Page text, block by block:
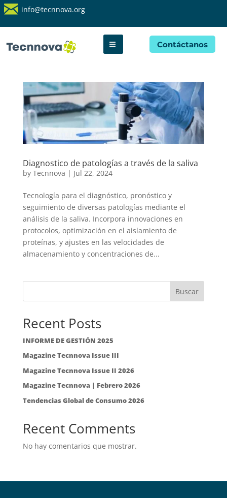
info@tecnnova.org
Contáctanos
Diagnostico de patologías a través de la saliva
by Tecnnova | Jul 22, 2024
Tecnología para el diagnóstico, pronóstico y
seguimiento de diversas patologías mediante el
análisis de la saliva. Incorpora innovaciones en
protocolos, optimización en el aislamiento de
proteínas, y ajustes en las velocidades de
almacenamiento y concentraciones de...
Buscar
Recent Posts
INFORME DE GESTIÓN 2025
Magazine Tecnnova Issue III
Magazine Tecnnova Issue II 2026
Magazine Tecnnova | Febrero 2026
Tendencias Global de Consumo 2026
Recent Comments
No hay comentarios que mostrar.